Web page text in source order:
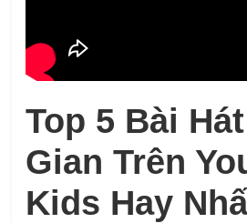
Top 5 Bài
Gian Trên
Kids Hay